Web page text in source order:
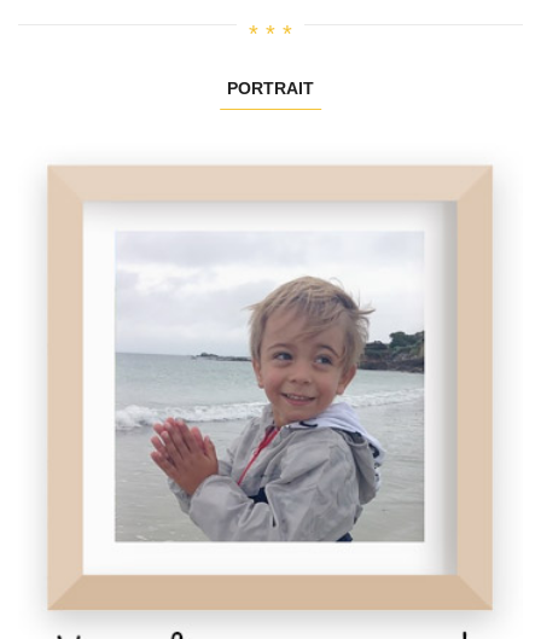
PORTRAIT